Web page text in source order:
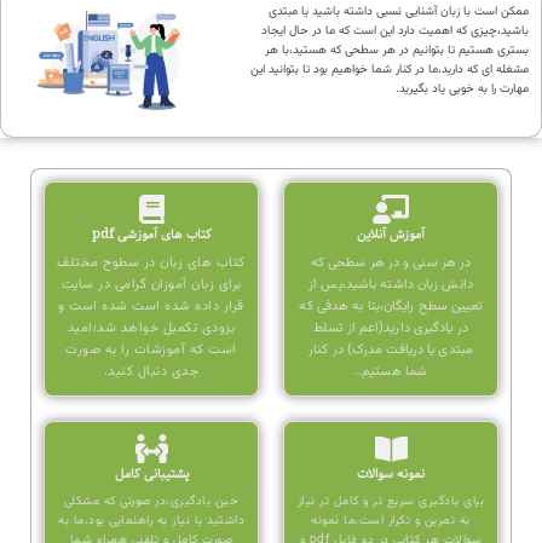
ممکن است با زبان آشنایی نسبی داشته باشید یا مبتدی
باشید،چیزی که اهمیت دارد این است که ما در حال ایجاد
بستری هستیم تا بتوانیم در هر سطحی که هستید،با هر
مشغله ای که دارید،ما در کنار شما خواهیم بود تا بتوانید این
مهارت را به خوبی یاد بگیرید.
آموزش آنلاین
در هر سنی و در هر سطحی که
دانش زبان داشته باشید،پس از
تعیین سطح رایگان،بنا به هدفی که
در یادگیری دارید(اعم از تسلط
مبتدی یا دریافت مدرک) در کنار
شما هستیم..
کتاب های آموزشی pdf
کتاب های زبان در سطوح مختلف
برای زبان آموزان گرامی در سایت
قرار داده شده است شده است و
بزودی تکمیل خواهد شد؛امید
است که آموزشات را به صورت
جدی دنبال کنید.
نمونه سوالات
برای یادگیری سریع تر و کامل تر نیاز
به تمرین و تکرار است،ما نمونه
پشتیبانی کامل
حین یادگیری،در صورتی که مشکلی
داشتید یا نیاز به راهنمایی بود،ما به